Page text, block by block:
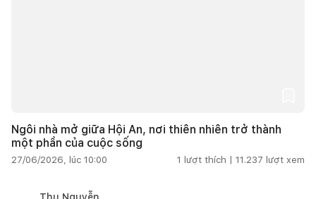
Ngôi nhà mở giữa Hội An, nơi thiên nhiên trở thành
một phần của cuộc sống
27/06/2026, lúc 10:00 1 lượt thích | 11.237 lượt xem